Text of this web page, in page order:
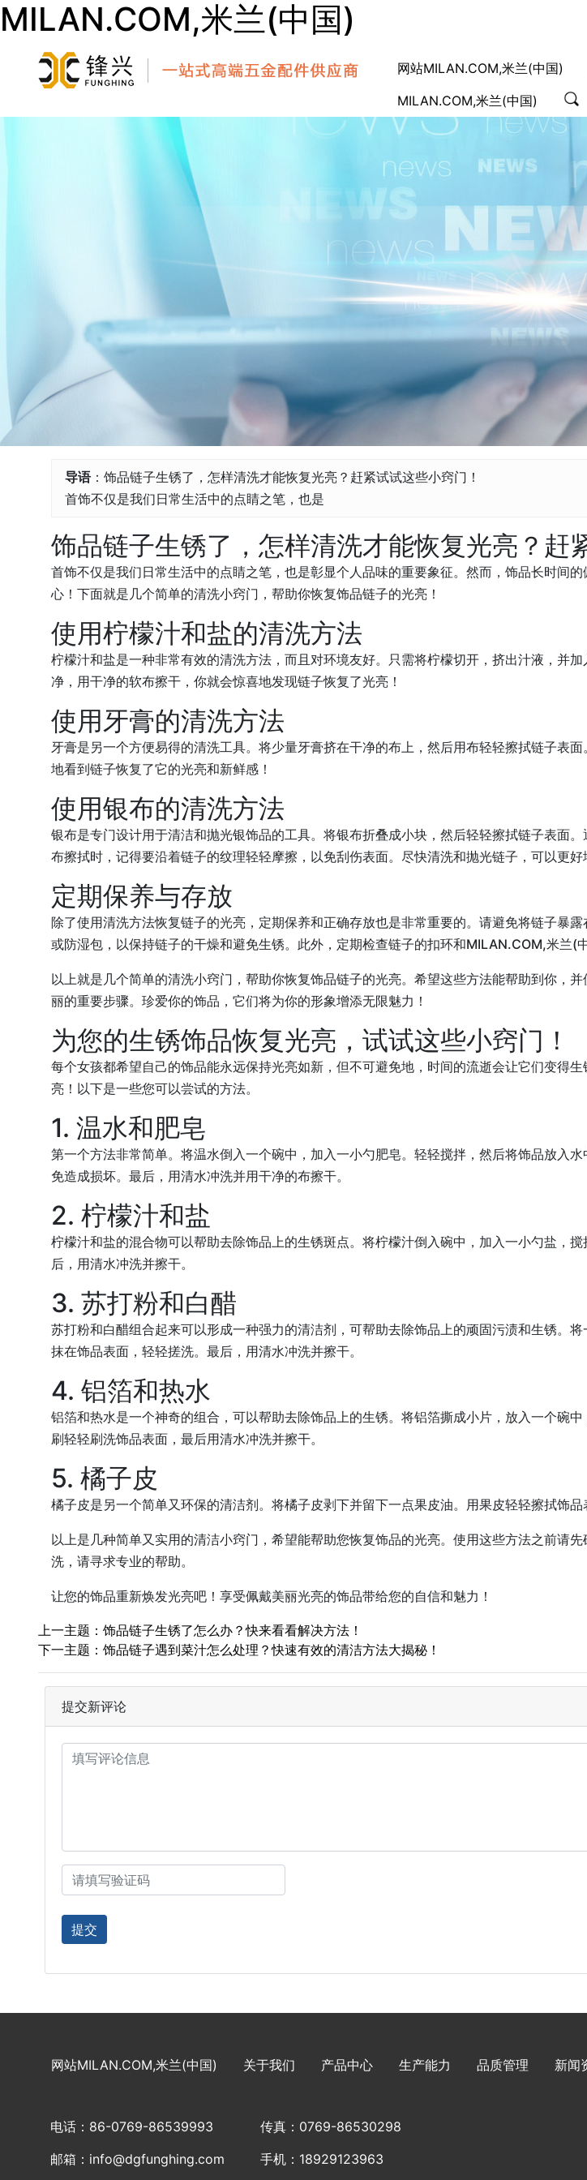
MILAN.COM,米兰(中国)
网站MILAN.COM,米兰(中国)
MILAN.COM,米兰(中国)
导语：饰品链子生锈了，怎样清洗才能恢复光亮？赶紧试试这些小窍门！
首饰不仅是我们日常生活中的点睛之笔，也是
饰品链子生锈了，怎样清洗才能恢复光亮？赶
首饰不仅是我们日常生活中的点睛之笔，也是彰显个人品味的重要象征。然而，饰品长时间
心！下面就是几个简单的清洗小窍门，帮助你恢复饰品链子的光亮！
使用柠檬汁和盐的清洗方法
柠檬汁和盐是一种非常有效的清洗方法，而且对环境友好。只需将柠檬切开，挤出汁液，并
净，用干净的软布擦干，你就会惊喜地发现链子恢复了光亮！
使用牙膏的清洗方法
牙膏是另一个方便易得的清洗工具。将少量牙膏挤在干净的布上，然后用布轻轻擦拭链子表
地看到链子恢复了它的光亮和新鲜感！
使用银布的清洗方法
银布是专门设计用于清洁和抛光银饰品的工具。将银布折叠成小块，然后轻轻擦拭链子表面
布擦拭时，记得要沿着链子的纹理轻轻摩擦，以免刮伤表面。尽快清洗和抛光链子，可以更好
定期保养与存放
除了使用清洗方法恢复链子的光亮，定期保养和正确存放也是非常重要的。请避免将链子暴
或防湿包，以保持链子的干燥和避免生锈。此外，定期检查链子的扣环和MILAN.COM,米兰(
以上就是几个简单的清洗小窍门，帮助你恢复饰品链子的光亮。希望这些方法能帮助到你，
丽的重要步骤。珍爱你的饰品，它们将为你的形象增添无限魅力！
为您的生锈饰品恢复光亮，试试这些小窍门！
每个女孩都希望自己的饰品能永远保持光亮如新，但不可避免地，时间的流逝会让它们变得
亮！以下是一些您可以尝试的方法。
1. 温水和肥皂
第一个方法非常简单。将温水倒入一个碗中，加入一小勺肥皂。轻轻搅拌，然后将饰品放入
免造成损坏。最后，用清水冲洗并用干净的布擦干。
2. 柠檬汁和盐
柠檬汁和盐的混合物可以帮助去除饰品上的生锈斑点。将柠檬汁倒入碗中，加入一小勺盐，
后，用清水冲洗并擦干。
3. 苏打粉和白醋
苏打粉和白醋组合起来可以形成一种强力的清洁剂，可帮助去除饰品上的顽固污渍和生锈。
抹在饰品表面，轻轻搓洗。最后，用清水冲洗并擦干。
4. 铝箔和热水
铝箔和热水是一个神奇的组合，可以帮助去除饰品上的生锈。将铝箔撕成小片，放入一个碗
刷轻轻刷洗饰品表面，最后用清水冲洗并擦干。
5. 橘子皮
橘子皮是另一个简单又环保的清洁剂。将橘子皮剥下并留下一点果皮油。用果皮轻轻擦拭饰
以上是几种简单又实用的清洁小窍门，希望能帮助您恢复饰品的光亮。使用这些方法之前请
洗，请寻求专业的帮助。
让您的饰品重新焕发光亮吧！享受佩戴美丽光亮的饰品带给您的自信和魅力！
上一主题：饰品链子生锈了怎么办？快来看看解决方法！
下一主题：饰品链子遇到菜汁怎么处理？快速有效的清洁方法大揭秘！
提交新评论
网站MILAN.COM,米兰(中国) 关于我们 产品中心 生产能力 品质管理 新闻
电话：86-0769-86539993
传真：0769-86530298
邮箱：info@dgfunghing.com
手机：18929123963